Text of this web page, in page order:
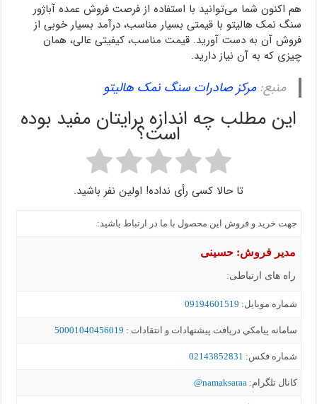
هم اکنون شما می‌توانید با استفاده از فرصت فروش عمده آباژور
سنگ نمک هالیتو با قیمتی بسیار مناسب، درآمد بسیار خوبی از
فروش آن به دست آورید. قیمت مناسب، کیفیتی عالی، همان
چیزی که به آن نیاز دارید.
منبع:مرکز صادرات سنگ نمک هالیتو
این مطلب چه اندازه برایتان مفید بوده
است؟
تا حالا کسی رأی نداده! اولین نفر باشید.
جهت خرید و فروش این محصول با ما در ارتباط باشید:
مدیر فروش: حسینی
راه های ارتباطی:
شماره موبايل: 09194601519
سامانه پيامکي دریافت پیشنهادات و انتقادات : 50001040456019
شماره فکس: 02143852831
کانال تلگرام:namaksaraa@